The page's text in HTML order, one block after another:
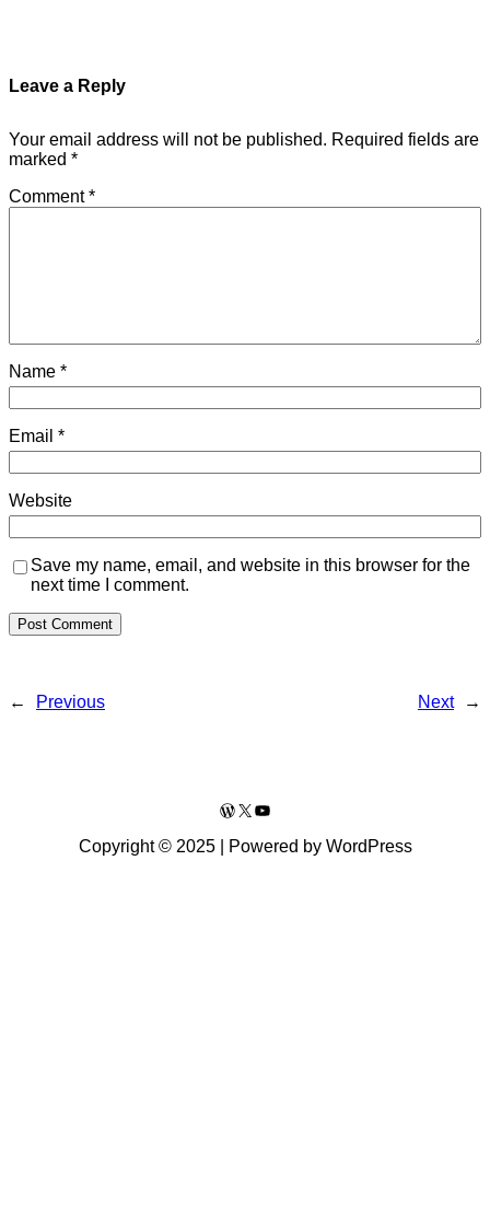
Leave a Reply
Your email address will not be published. Required fields are
marked *
Comment*
Name *
Email *
Website
Save my name, email, and website in this browser for the
next time I comment.
← Previous Next →
WordPress
X YouTube
Copyright © 2025 | Powered by WordPress